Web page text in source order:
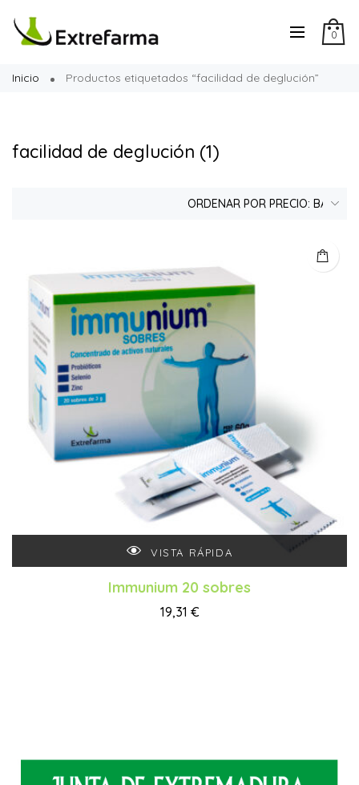
0
Inicio Productos etiquetados “facilidad de deglución”
facilidad de deglución (1)
VISTA RÁPIDA
Immunium 20 sobres
19,31 €